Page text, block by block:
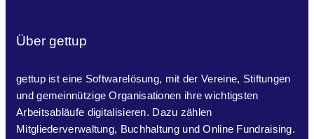
Über gettup
gettup ist eine Softwarelösung, mit der Vereine, Stiftungen
und gemeinnützige Organisationen ihre wichtigsten
Arbeitsabläufe digitalisieren. Dazu zählen
Mitgliederverwaltung, Buchhaltung und Online Fundraising.